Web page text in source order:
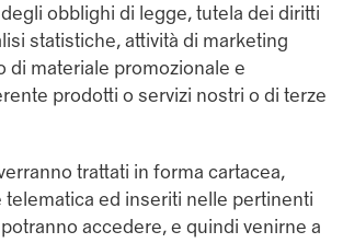
obblighi di legge, tutela dei diritti
statistiche, attività di marketing
di materiale promozionale e
prodotti o servizi nostri o di terze
trattati in forma cartacea,
telematica ed inseriti nelle pertinenti
accedere, e quindi venirne a